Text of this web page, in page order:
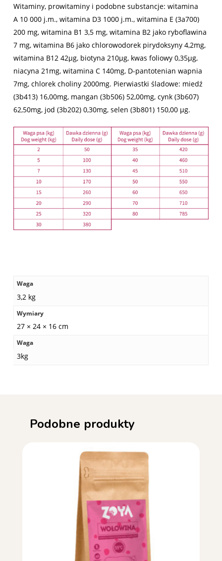
Witaminy, prowitaminy i podobne substancje: witamina
A 10 000 j.m., witamina D3 1000 j.m., witamina E (3a700)
200 mg, witamina B1 3,5 mg, witamina B2 jako ryboflawina
7 mg, witamina B6 jako chlorowodorek pirydoksyny 4,2mg,
witamina B12 42μg, biotyna 210μg, kwas foliowy 0,35μg,
niacyna 21mg, witamina C 140mg, D-pantotenian wapnia
7mg, chlorek choliny 2000mg. Pierwiastki śladowe: miedź
(3b413) 16,00mg, mangan (3b506) 52,00mg, cynk (3b607)
62,50mg, jod (3b202) 0,30mg, selen (3b801) 150,00 µg.
Waga
3,2 kg
Wymiary
27 × 24 × 16 cm
Waga
3kg
Podobne produkty